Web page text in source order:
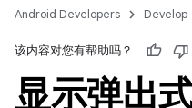
Android Developers Develop
该内容对您有帮助吗？
显示弹出